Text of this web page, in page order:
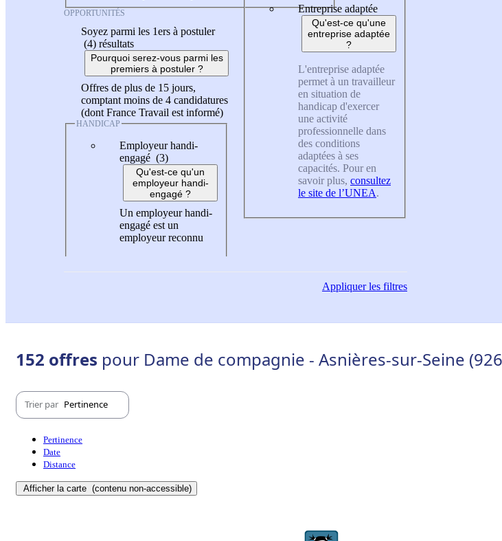
OPPORTUNITÉS
Soyez parmi les 1ers à postuler
(4) résultats
Pourquoi serez-vous parmi les
premiers à postuler ?
Offres de plus de 15 jours,
comptant moins de 4 candidatures
(dont France Travail est informé)
HANDICAP
Employeur handi-
engagé (3)
Qu'est-ce qu'un
employeur handi-
engagé ?
Un employeur handi-
engagé est un
employeur reconnu
Entreprise adaptée
Qu'est-ce qu'une
entreprise adaptée
?
L'entreprise adaptée
permet à un travailleur
en situation de
handicap d'exercer
une activité
professionnelle dans
des conditions
adaptées à ses
capacités. Pour en
savoir plus, consultez
le site de l’UNEA.
Appliquerles filtres
152 offres pour Dame de compagnie - Asnières-sur-Seine
Trier par Pertinence
Pertinence
Date
Distance
Afficher la carte (contenu non-accessible)